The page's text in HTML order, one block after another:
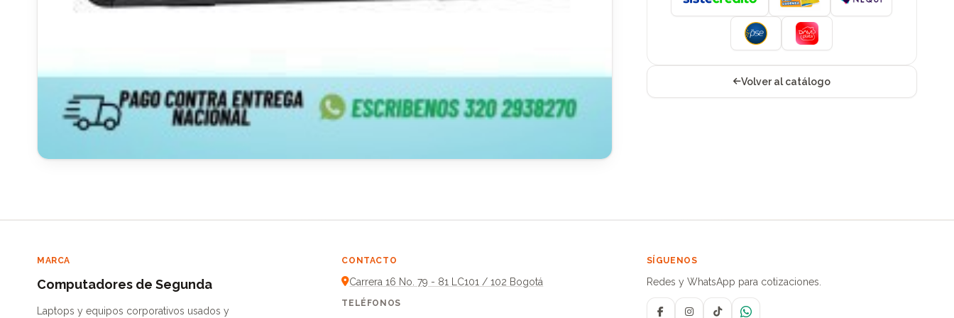
Volver al catálogo
MARCA
Computadores de Segunda
Laptops y equipos corporativos usados y
CONTACTO
Carrera 16 No. 79 - 81 LC101 / 102 Bogotá
TELÉFONOS
SÍGUENOS
Redes y WhatsApp para cotizaciones.